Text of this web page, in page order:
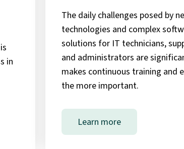
in
The daily challenges posed by
technologies and complex
solutions for IT technicians,
and administrators are
makes continuous training and
the more important.
Learn more